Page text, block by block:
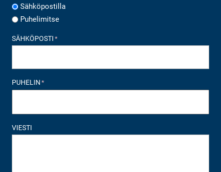
Sähköpostilla
Puhelimitse
SÄHKÖPOSTI *
PUHELIN *
VIESTI